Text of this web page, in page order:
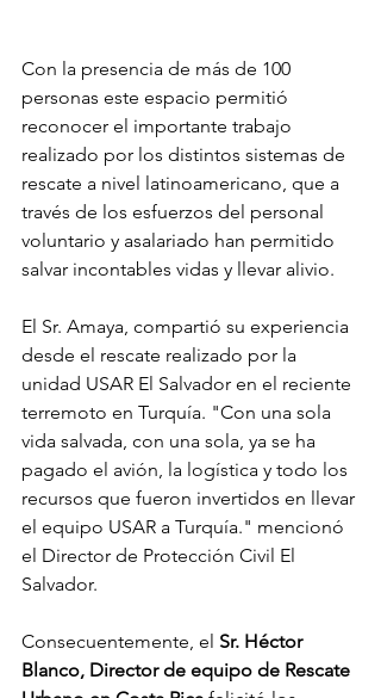
Con la presencia de más de 100
personas este espacio permitió
reconocer el importante trabajo
realizado por los distintos sistemas de
rescate a nivel latinoamericano, que a
través de los esfuerzos del personal
voluntario y asalariado han permitido
salvar incontables vidas y llevar alivio.
El Sr. Amaya, compartió su experiencia
desde el rescate realizado por la
unidad USAR El Salvador en el reciente
terremoto en Turquía. "Con una sola
vida salvada, con una sola, ya se ha
pagado el avión, la logística y todo los
recursos que fueron invertidos en llevar
el equipo USAR a Turquía." mencionó
el Director de Protección Civil El
Salvador.
Consecuentemente, el Sr. Héctor
Blanco, Director de equipo de Rescate